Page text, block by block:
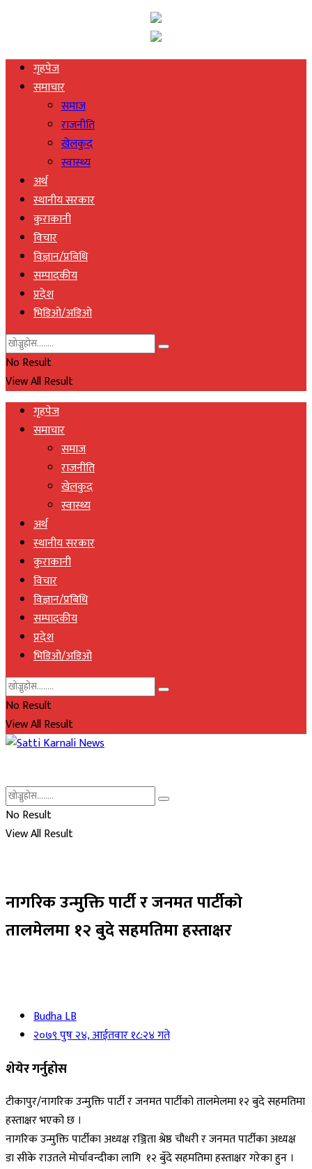
गृहपेज
समाचार
समाज
राजनीति
खेलकुद
स्वास्थ्य
अर्थ
स्थानीय सरकार
कुराकानी
विचार
विज्ञान/प्रबिधि
सम्पादकीय
प्रदेश
भिडिओ/अडिओ
No Result
View All Result
गृहपेज
समाचार
समाज
राजनीति
खेलकुद
स्वास्थ्य
अर्थ
स्थानीय सरकार
कुराकानी
विचार
विज्ञान/प्रबिधि
सम्पादकीय
प्रदेश
भिडिओ/अडिओ
No Result
View All Result
No Result
View All Result
नागरिक उन्मुक्ति पार्टी र जनमत पार्टीकाे
तालमेलमा १२ बुदे सहमतिमा हस्ताक्षर
Budha LB
२०७९ पुष २४, आईतवार १८:२४ गते
शेयेर गर्नुहोस
टीकापुर/नागरिक उन्मुक्ति पार्टी र जनमत पार्टीको तालमेलमा १२ बुदे सहमतिमा
हस्ताक्षर भएको छ ।
नागरिक उन्मुक्ति पार्टीका अध्यक्ष रञ्जिता श्रेष्ठ चौधरी र जनमत पार्टीका अध्यक्ष
डा सीके राउतले मोर्चावन्दीका लागि १२ बुँदे सहमतिमा हस्ताक्षर गरेका हुन ।